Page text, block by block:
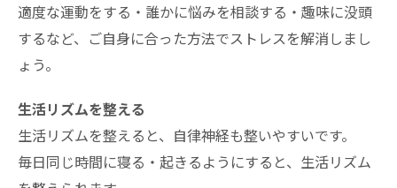
適度な運動をする・誰かに悩みを相談する・趣味に没頭
するなど、ご自身に合った方法でストレスを解消しまし
ょう。
生活リズムを整える
生活リズムを整えると、自律神経も整いやすいです。
毎日同じ時間に寝る・起きるようにすると、生活リズム